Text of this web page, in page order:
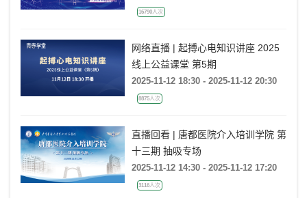
16790人次
网络直播 | 起搏心电知识讲座 2025
线上公益课堂 第5期
2025-11-12 18:30 - 2025-11-12 20:30
8875人次
直播回看 | 唐都医院介入培训学院 第
十三期 抽吸专场
2025-11-12 14:30 - 2025-11-12 17:20
3116人次